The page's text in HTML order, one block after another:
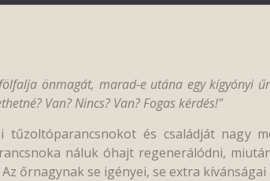
önmagát, marad-e utána egy kígyónyi
Van? Nincs? Van? Fogas kérdés!"
tűzoltóparancsnokot és családját nagy
náluk óhajt regenerálódni,
őrnagynak se igényei, se extra